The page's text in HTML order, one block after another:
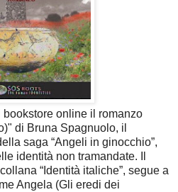
online il romanzo
di Bruna Spagnuolo, il
saga “Angeli in ginocchio”,
identità non tramandate. Il
“Identità italiche”, segue a
Angela (Gli eredi dei